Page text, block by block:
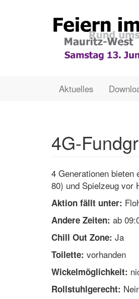
Main
Aktuelles
User
4G-
4 Generationen bieten
80) und Spielzeug vor
Aktion fällt unter:
Andere Zeiten: ab
Chill Out Zone: Ja
Toilette: vorhanden
Wickelmöglichkeit:
Rollstuhlgerecht: